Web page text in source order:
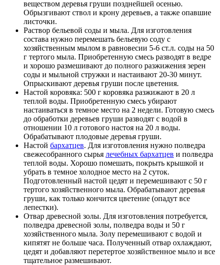
веществом деревья груши позднейшей осенью.
Обрызгивают ствол и крону деревьев, а также опавшие
листочки.
Раствор бельевой соды и мыла. Для изготовления
состава нужно перемешать бельевую соду с
хозяйственным мылом в равновесии 5-6 ст.л. соды на 50
г тертого мыла. Приобретенную смесь разводят в ведре
и хорошо размешивают до полного разжижения зерен
соды и мыльной стружки и настаивают 20-30 минут.
Опрыскивают деревья груши после цветения.
Настой коровяка: 500 г коровяка разжижают в 20 л
теплой воды. Приобретенную смесь убирают
настаиваться в темное место на 2 недели. Готовую смесь
до обработки деревьев груши разводят с водой в
отношении 10 л готового настоя на 20 л воды.
Обрабатывают плодовые деревья груши.
Настой бархатцев. Для изготовления нужно полведра
свежесобранного сырья лечебных бархатцев и полведра
теплой воды. Хорошо помешать, покрыть крышкой и
убрать в темное холодное место на 2 суток.
Подготовленный настой цедят и перемешивают с 50 г
тертого хозяйственного мыла. Обрабатывают деревья
груши, как только кончится цветение (опадут все
лепестки).
Отвар древесной золы. Для изготовления потребуется,
полведра древесной золы, полведра воды и 50 г
хозяйственного мыла. Золу перемешивают с водой и
кипятят не больше часа. Полученный отвар охлаждают,
цедят и добавляют перетертое хозяйственное мыло и все
тщательное размешивают.